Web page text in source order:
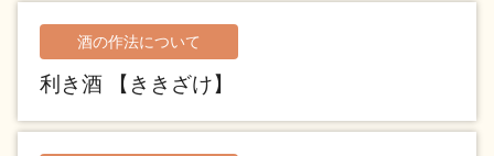
日本酒の楽しみ方特集
酒の作法について
利き酒 【ききざけ】